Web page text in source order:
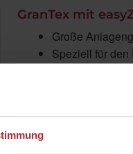
GranTex mit
Große
Speziell für den